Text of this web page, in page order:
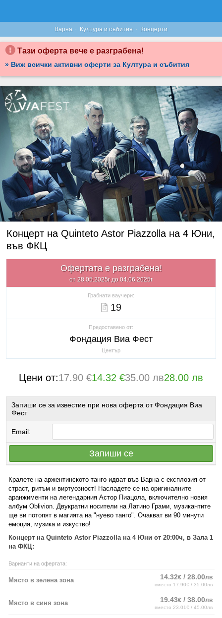
Варна · Култура и събития · Концерти
Тази оферта вече е разграбена!
» Виж всички активни оферти за Култура и събития
Концерт на Quinteto Astor Piazzolla на 4 Юни,
във ФКЦ
Офертата е разграбена!
от 28.05.2025г до 04.06.2025г
Грабнати ваучери:
19
Предоставено от:
Фондация Виа Фест
Център
Цени от:17.90 €14.32 €35.00 лв28.00 лв
Запиши се за известие при нова оферта от Фондация Виа
Фест
Email:
Запиши се
Кралете на аржентинското танго идват във Варна с експлозия от
страст, ритъм и виртуозност! Насладете се на оригиналните
аранжименти на легендарния Астор Пиацола, включително новия
албум Oblivion. Двукратни носители на Латино Грами, музикантите
ще ви потопят в магията на "нуево танго". Очакват ви 90 минути
емоция, музика и изкуство!
Концерт на Quinteto Astor Piazzolla на 4 Юни от 20:00ч, в Зала 1
на ФКЦ:
Варианти на офертата:
Място в зелена зона 14.32€ / 28.00лв
вместо 17.90€ / 35.00лв
Място в синя зона 19.43€ / 38.00лв
вместо 23.01€ / 45.00лв